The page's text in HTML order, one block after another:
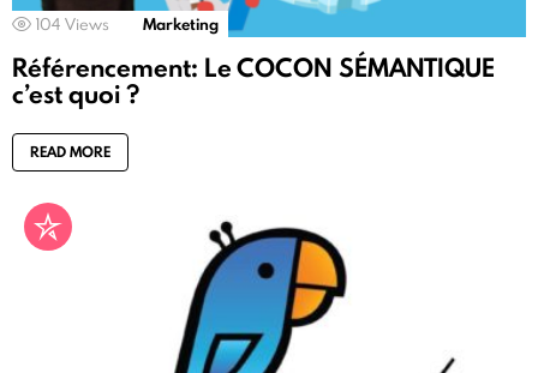
104 Views Marketing
Référencement: Le COCON SÉMANTIQUE
c’est quoi ?
READ MORE